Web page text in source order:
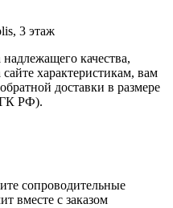
3 этаж
качества,
характеристикам, вам
доставки в размере
ГК РФ).
сопроводительные
вместе с заказом